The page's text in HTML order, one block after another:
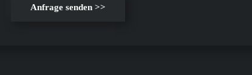
Anfrage senden >>